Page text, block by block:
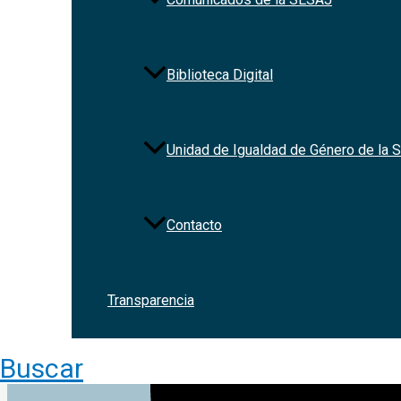
Biblioteca Digital
Unidad de Igualdad de Género de la
Contacto
Transparencia
Buscar